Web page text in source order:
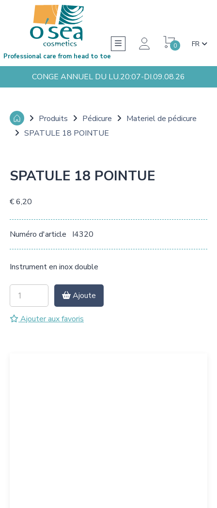
0 FR
Professional care from head to toe
CONGE ANNUEL DU LU.20:07-DI.09.08.26
Produits Pédicure
Materiel de pédicure
SPATULE 18 POINTUE
SPATULE 18 POINTUE
€ 6,20
Numéro d'article I4320
Instrument en inox double
Ajoute
Ajouter aux favoris